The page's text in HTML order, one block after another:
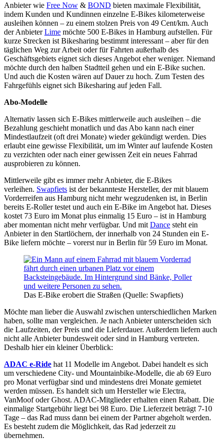
Anbieter wie Free Now & BOND bieten maximale Flexibilität,
indem Kunden und Kundinnen einzelne E-Bikes kilometerweise
ausleihen können – zu einem stolzen Preis von 49 Cent/km. Auch
der AnbieterLime möchte 500 E-Bikes in Hamburg aufstellen. Für
kurze Strecken ist Bikesharing bestimmt interessant – aber für den
täglichen Weg zur Arbeit oder für Fahrten außerhalb des
Geschäftsgebiets eignet sich dieses Angebot eher weniger. Niemand
möchte durch den halben Stadtteil gehen und ein E-Bike suchen.
Und auch die Kosten wären auf Dauer zu hoch. Zum Testen des
Fahrgefühls eignet sich Bikesharing auf jeden Fall.
Abo-Modelle
Alternativ lassen sich E-Bikes mittlerweile auch ausleihen – die
Bezahlung geschieht monatlich und das Abo kann nach einer
Mindestlaufzeit (oft drei Monate) wieder gekündigt werden. Dies
erlaubt eine gewisse Flexibilität, um im Winter auf laufende Kosten
zu verzichten oder nach einer gewissen Zeit ein neues Fahrrad
ausprobieren zu können.
Mittlerweile gibt es immer mehr Anbieter, die E-Bikes
verleihen. Swapfiets ist der bekannteste Hersteller, der mit blauem
Vorderreifen aus Hamburg nicht mehr wegzudenken ist, in Berlin
bereits E-Roller testet und auch ein E-Bike im Angebot hat. Dieses
kostet 73 Euro im Monat plus einmalig 15 Euro – ist in Hamburg
aber momentan nicht mehr verfügbar. Und mit Dance steht ein
Anbieter in den Startlöchern, der innerhalb von 24 Stunden ein E-
Bike liefern möchte – vorerst nur in Berlin für 59 Euro im Monat.
Das E-Bike erobert die Straßen (Quelle: Swapfiets)
Möchte man lieber die Auswahl zwischen unterschiedlichen Marken
haben, sollte man vergleichen. Je nach Anbieter unterscheiden sich
die Laufzeiten, der Preis und die Lieferdauer. Außerdem liefern auch
nicht alle Anbieter bundesweit oder sind in Hamburg vertreten.
Deshalb hier ein kleiner Überblick:
ADAC e-Ride hat 11 Modelle im Angebot. Dabei handelt es sich
um verschiedene City- und Mountainbike-Modelle, die ab 69 Euro
pro Monat verfügbar sind und mindestens drei Monate gemietet
werden müssen. Es handelt sich um Hersteller wie Electra,
VanMoof oder Ghost. ADAC-Mitglieder erhalten einen Rabatt. Die
einmalige Startgebühr liegt bei 98 Euro. Die Lieferzeit beträgt 7-10
Tage – das Rad muss dann bei einem der Partner abgeholt werden.
Es besteht zudem die Möglichkeit, das Rad jederzeit zu
übernehmen.